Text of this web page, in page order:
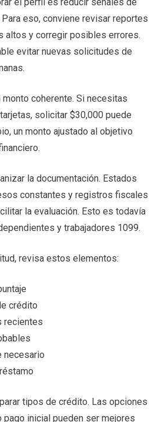
eso, conviene revisar reportes
altos y corregir posibles errores.
evitar nuevas solicitudes de
monto coherente. Si necesitas
solicitar $30,000 puede
un monto ajustado al objetivo
la documentación. Estados
constantes y registros fiscales
la evaluación. Esto es todavía
y trabajadores 1099.
revisa estos elementos:
crédito
recientes
necesario
tipos de crédito. Las opciones
pago inicial pueden ser mejores